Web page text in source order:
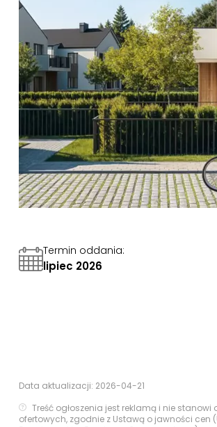
Termin oddania:
lipiec 2026
Data aktualizacji: 2026-04-21
Treść ogłoszenia jest reklamą i nie
ofertowych, zgodnie z Ustawą o jawności